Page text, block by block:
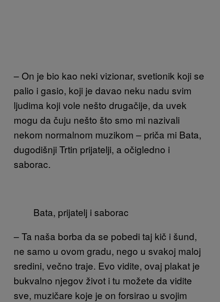
– On je bio kao neki vizionar, svetionik koji se
palio i gasio, koji je davao neku nadu svim
ljudima koji vole nešto drugačije, da uvek
mogu da čuju nešto što smo mi nazivali
nekom normalnom muzikom – priča mi Bata,
dugodišnji Trtin prijatelji, a očigledno i
saborac.
Bata, prijatelj i saborac
– Ta naša borba da se pobedi taj kič i šund,
ne samo u ovom gradu, nego u svakoj maloj
sredini, večno traje. Evo vidite, ovaj plakat je
bukvalno njegov život i tu možete da vidite
sve, muzičare koje je on forsirao u svojim